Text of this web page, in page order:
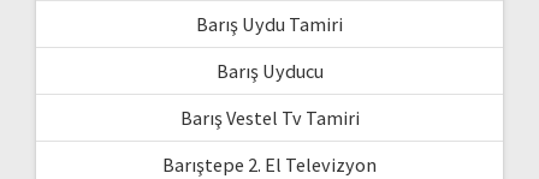
Barış Uydu Tamiri
Barış Uyducu
Barış Vestel Tv Tamiri
Barıştepe 2. El Televizyon